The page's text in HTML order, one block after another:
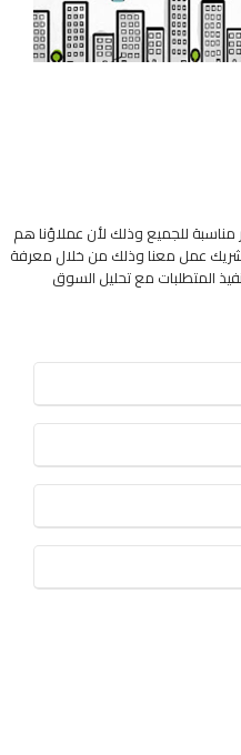
للجميع وذلك لأن عملاؤنا هم
شريك عمل معنا وذلك من خلال معرفة
المتطلبات مع تحليل السوق